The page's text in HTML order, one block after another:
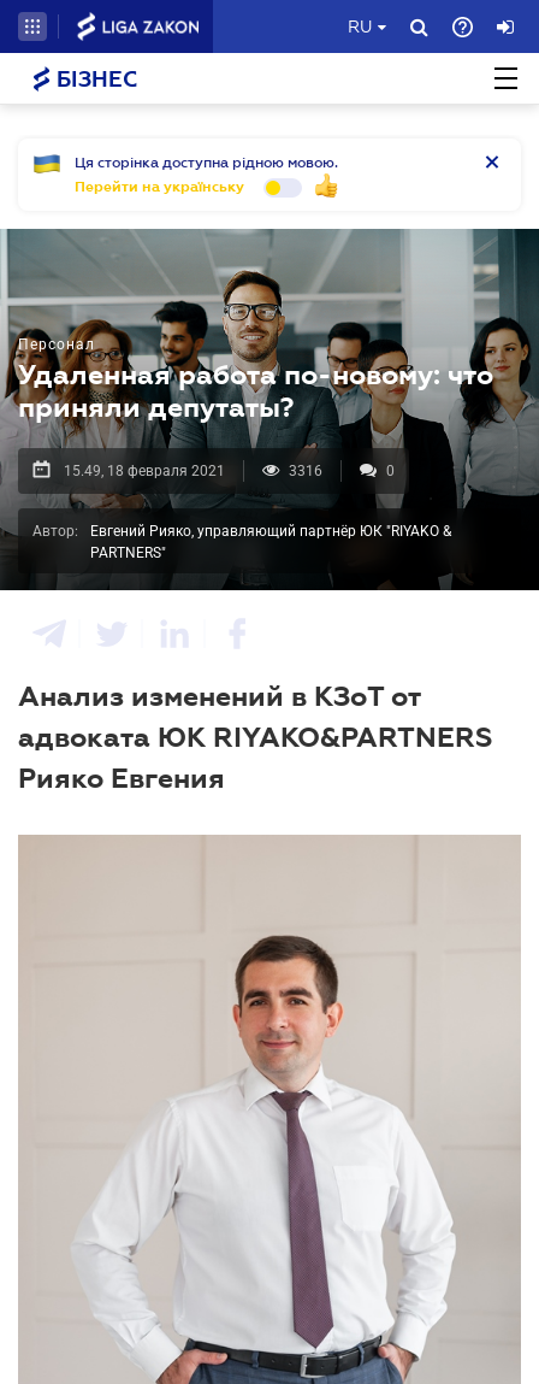
RU
БІЗНЕС
Ця сторінка доступна рідною мовою.
Перейти на українську
Персонал
Удаленная работа по-новому: что
приняли депутаты?
15.49, 18 февраля 2021 3316 0
Автор:
Евгений Рияко, управляющий партнёр ЮК "RIYAKO &
PARTNERS"
Анализ изменений в КЗоТ от
адвоката ЮК RIYAKO&PARTNERS
Рияко Евгения